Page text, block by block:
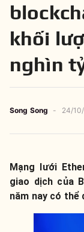
khối
nghìn
Song Song - 24/
Mạng lưới
giao dịch của
năm nay có thể